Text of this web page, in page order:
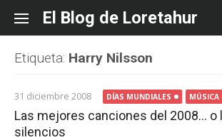
content
El Blog de Loretahur
Etiqueta: Harry Nilsson
31 diciembre 2008 DÍAS MUNDIALES MÚSICA
Las mejores canciones del 2008… o
silencios